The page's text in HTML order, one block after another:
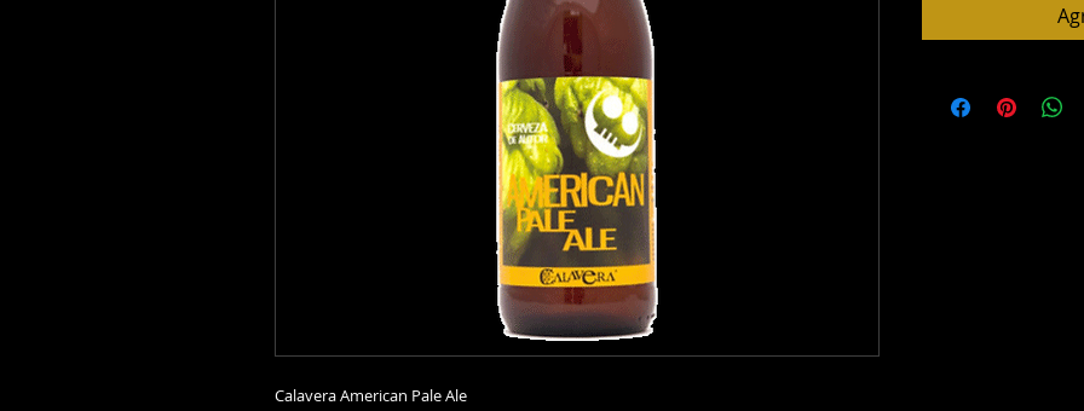
Calavera American Pale Ale